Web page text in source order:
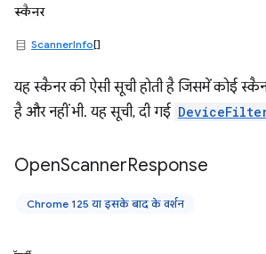
स्कैनर
ScannerInfo[]
यह स्कैनर की ऐसी सूची होती है जिसमें कोई
है और नहीं भी. यह सूची, दी गई
OpenScannerResponse
Chrome 125 या इसके बाद के वर्शन